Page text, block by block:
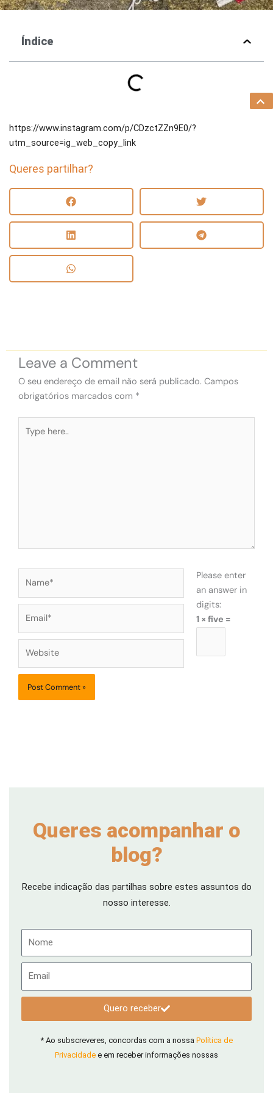
Índice
https://www.instagram.com/p/CDzctZZn9E0/?
utm_source=ig_web_copy_link
Queres partilhar?
Leave a Comment
O seu endereço de email não será publicado. Campos
obrigatórios marcados com *
here..
Please enter
an answer in
digits:
1 × five =
Queres acompanhar o
blog?
Recebe indicação das partilhas sobre estes assuntos do
nosso interesse.
Quero receber
* Ao subscreveres, concordas com a nossa Política de
Privacidade e em receber informações nossas